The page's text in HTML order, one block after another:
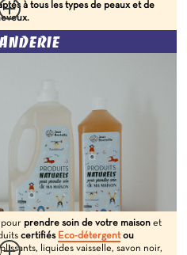
à tous les types de peaux et de
pour prendre soin de votre maisonet
certifiés Eco-détergentou
liquides vaisselle, savon noir,